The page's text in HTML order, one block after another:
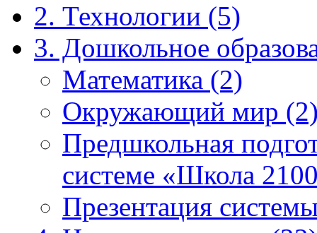
2. Технологии (5)
3. Дошкольное
Математика (2)
Окружающий мир
Предшкольная
системе «Школа
Презентация